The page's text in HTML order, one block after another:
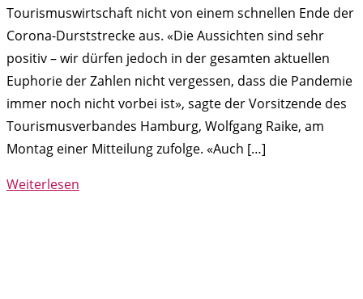
Tourismuswirtschaft nicht von einem schnellen Ende der
Corona-Durststrecke aus. «Die Aussichten sind sehr
positiv – wir dürfen jedoch in der gesamten aktuellen
Euphorie der Zahlen nicht vergessen, dass die Pandemie
immer noch nicht vorbei ist», sagte der Vorsitzende des
Tourismusverbandes Hamburg, Wolfgang Raike, am
Montag einer Mitteilung zufolge. «Auch […]
Weiterlesen